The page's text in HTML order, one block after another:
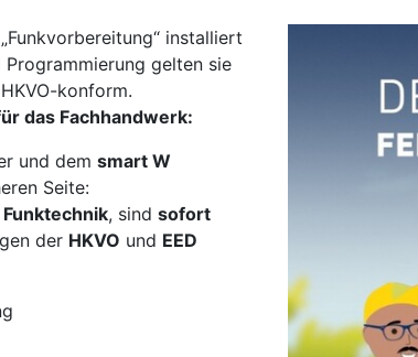
installiert
gelten sie
konform.
das Fachhandwerk:
und dem smart W
Seite:
, sind sofort
der HKVO und EED